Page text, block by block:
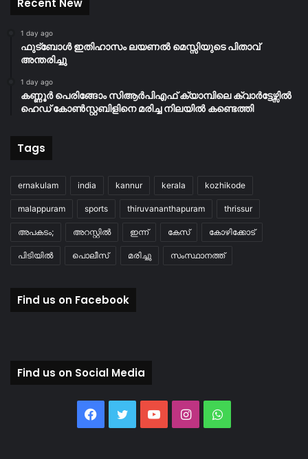
Recent New
1 day ago
ഫുട്ബോൾ ഇതിഹാസം ലയണൽ മെസ്സിയുടെ പിതാവ്
അന്തരിച്ചു
1 day ago
കണ്ണൂർ പെരിങ്ങോം സിആർപിഎഫ് ക്യാമ്പിലെ ക്വാർട്ടേഴ്സിൽ
ഹെഡ് കോൺസ്റ്റബിളിനെ മരിച്ച നിലയിൽ കണ്ടെത്തി
Tags
ernakulam india kannur kerala kozhikode
malappuram sports thiruvananthapuram thrissur
അപകടം; അറസ്റ്റിൽ ഇന്ന് കേസ് കോഴിക്കോട്
പിടിയിൽ പൊലീസ് മരിച്ചു സംസ്ഥാനത്ത്
Find us on Facebook
Find us on Social Media
Facebook
TwitterYouTubeInstagramWhatsApp